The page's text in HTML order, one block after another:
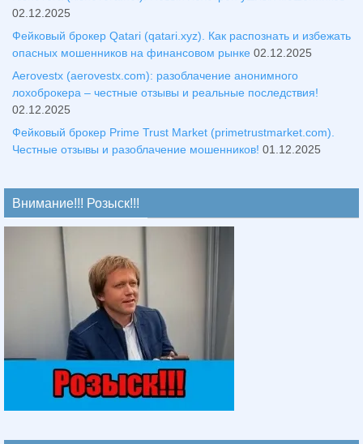
02.12.2025
Фейковый брокер Qatari (qatari.xyz). Как распознать и избежать
опасных мошенников на финансовом рынке 02.12.2025
Aerovestx (aerovestx.com): разоблачение анонимного
лохоброкера – честные отзывы и реальные последствия!
02.12.2025
Фейковый брокер Prime Trust Market (primetrustmarket.com).
Честные отзывы и разоблачение мошенников! 01.12.2025
Внимание!!! Розыск!!!